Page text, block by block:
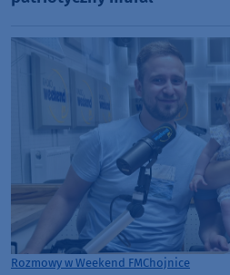
Rozmowy w Weekend FMChojnice